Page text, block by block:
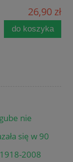
26,90 zł
do koszyka
nie
się w 90
2008